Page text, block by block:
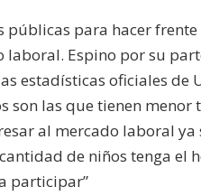
públicas para hacer frente
laboral. Espino por su
estadísticas oficiales de
son las que tienen menor
al mercado laboral ya
de niños tenga el
participar”